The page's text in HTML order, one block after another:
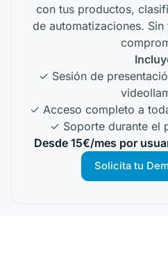
con tus productos,
de automatizaciones.
✓ Sesión de
✓ Acceso completo a
✓ Soporte durante el
Desde 15€/mes por
Solicita tu